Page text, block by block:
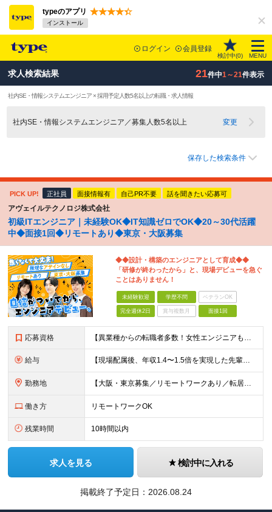
typeのアプリ
インストール
ログイン 会員登録
検討中(0) MENU
求人検索結果 21件中1～21件表示
社内SE・情報システムエンジニア × 採用予定人数5名以上の転職・求人情報
社内SE・情報システムエンジニア／募集人数5名以上 変更
保存した検索条件
PICK UP! 正社員 面接情報有 自己PR不要 話を聞きたい応募可
アヴェイルテクノロジ株式会社
初級ITエンジニア｜未経験OK◆IT知識ゼロでOK◆20～30代活躍
中◆面接1回◆リモートあり◆東京・大阪募集
◆◆設計・構築のエンジニアとして育成◆◆
「研修が終わったから」と、現場デビューを急ぐ
ことはありません！
未経験歓迎 学歴不問 ベテランOK
完全週休2日 賞与複数月 面接1回
応募資格 【異業種からの転職者多数！女性エンジニアも活躍中】 ◆学歴不問 ◆未経験OK ≪こんな方を歓迎しています≫ ◎未経験から成長できる環境で活躍したい方 ◎大学やスクールでIT系のスキルを学んだことのあ
給与 【現場配属後、年収1.4〜1.5倍を実現した先輩も！残業代全額支給】 ◆給与は経験やスキルに応じて決定します ◆年俸制250万円～350万円（1/12を月々支給） ≪年収UPの例≫ ◎飲食業からのキ
勤務地 【大阪・東京募集／リモートワークあり／転居を伴う転勤なし】 東京本社、大阪事務所、または東京23区内・関西（大阪・兵庫）の各クライアント先勤務 ◆入社後、約1年間はクライアント先ではなく 自社内（東
働き方 リモートワークOK
残業時間 10時間以内
求人を見る 検討中に入れる
掲載終了予定日： 2026.08.24